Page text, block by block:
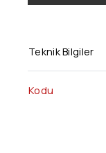
Hidrolik
Teknik Bilgiler
Kodu